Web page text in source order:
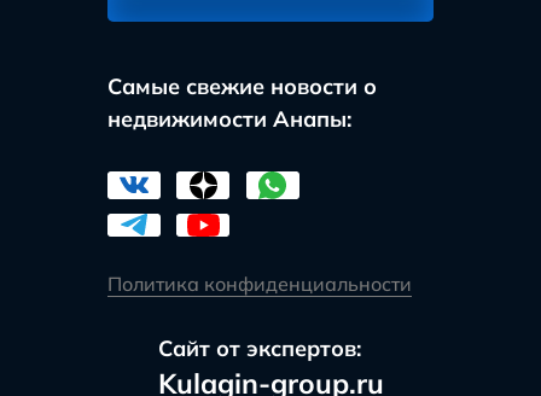
Самые свежие новости о
недвижимости Анапы:
Политика конфиденциальности
Сайт от экспертов:
Kulagin-group.ru